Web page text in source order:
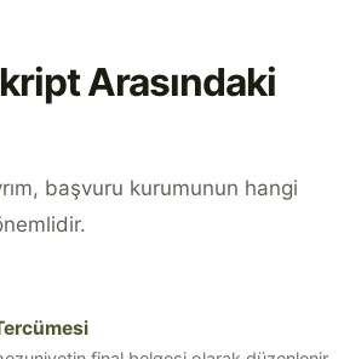
Arasındaki
başvuru kurumunun hangi